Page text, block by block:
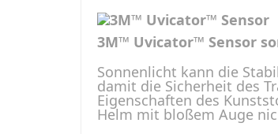
3M™ Uvicator™ Sensor
Sonnenlicht kann die
damit die Sicherheit des
Eigenschaften des
Helm mit bloßem Auge